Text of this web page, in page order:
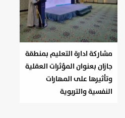
مشاركة ادارة التعليم بمنطقة
جازان بعنوان المؤثرات العقلية
وتأثيرها على المهارات
النفسية والتربوية